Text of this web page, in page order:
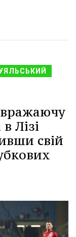
Лізі
свій